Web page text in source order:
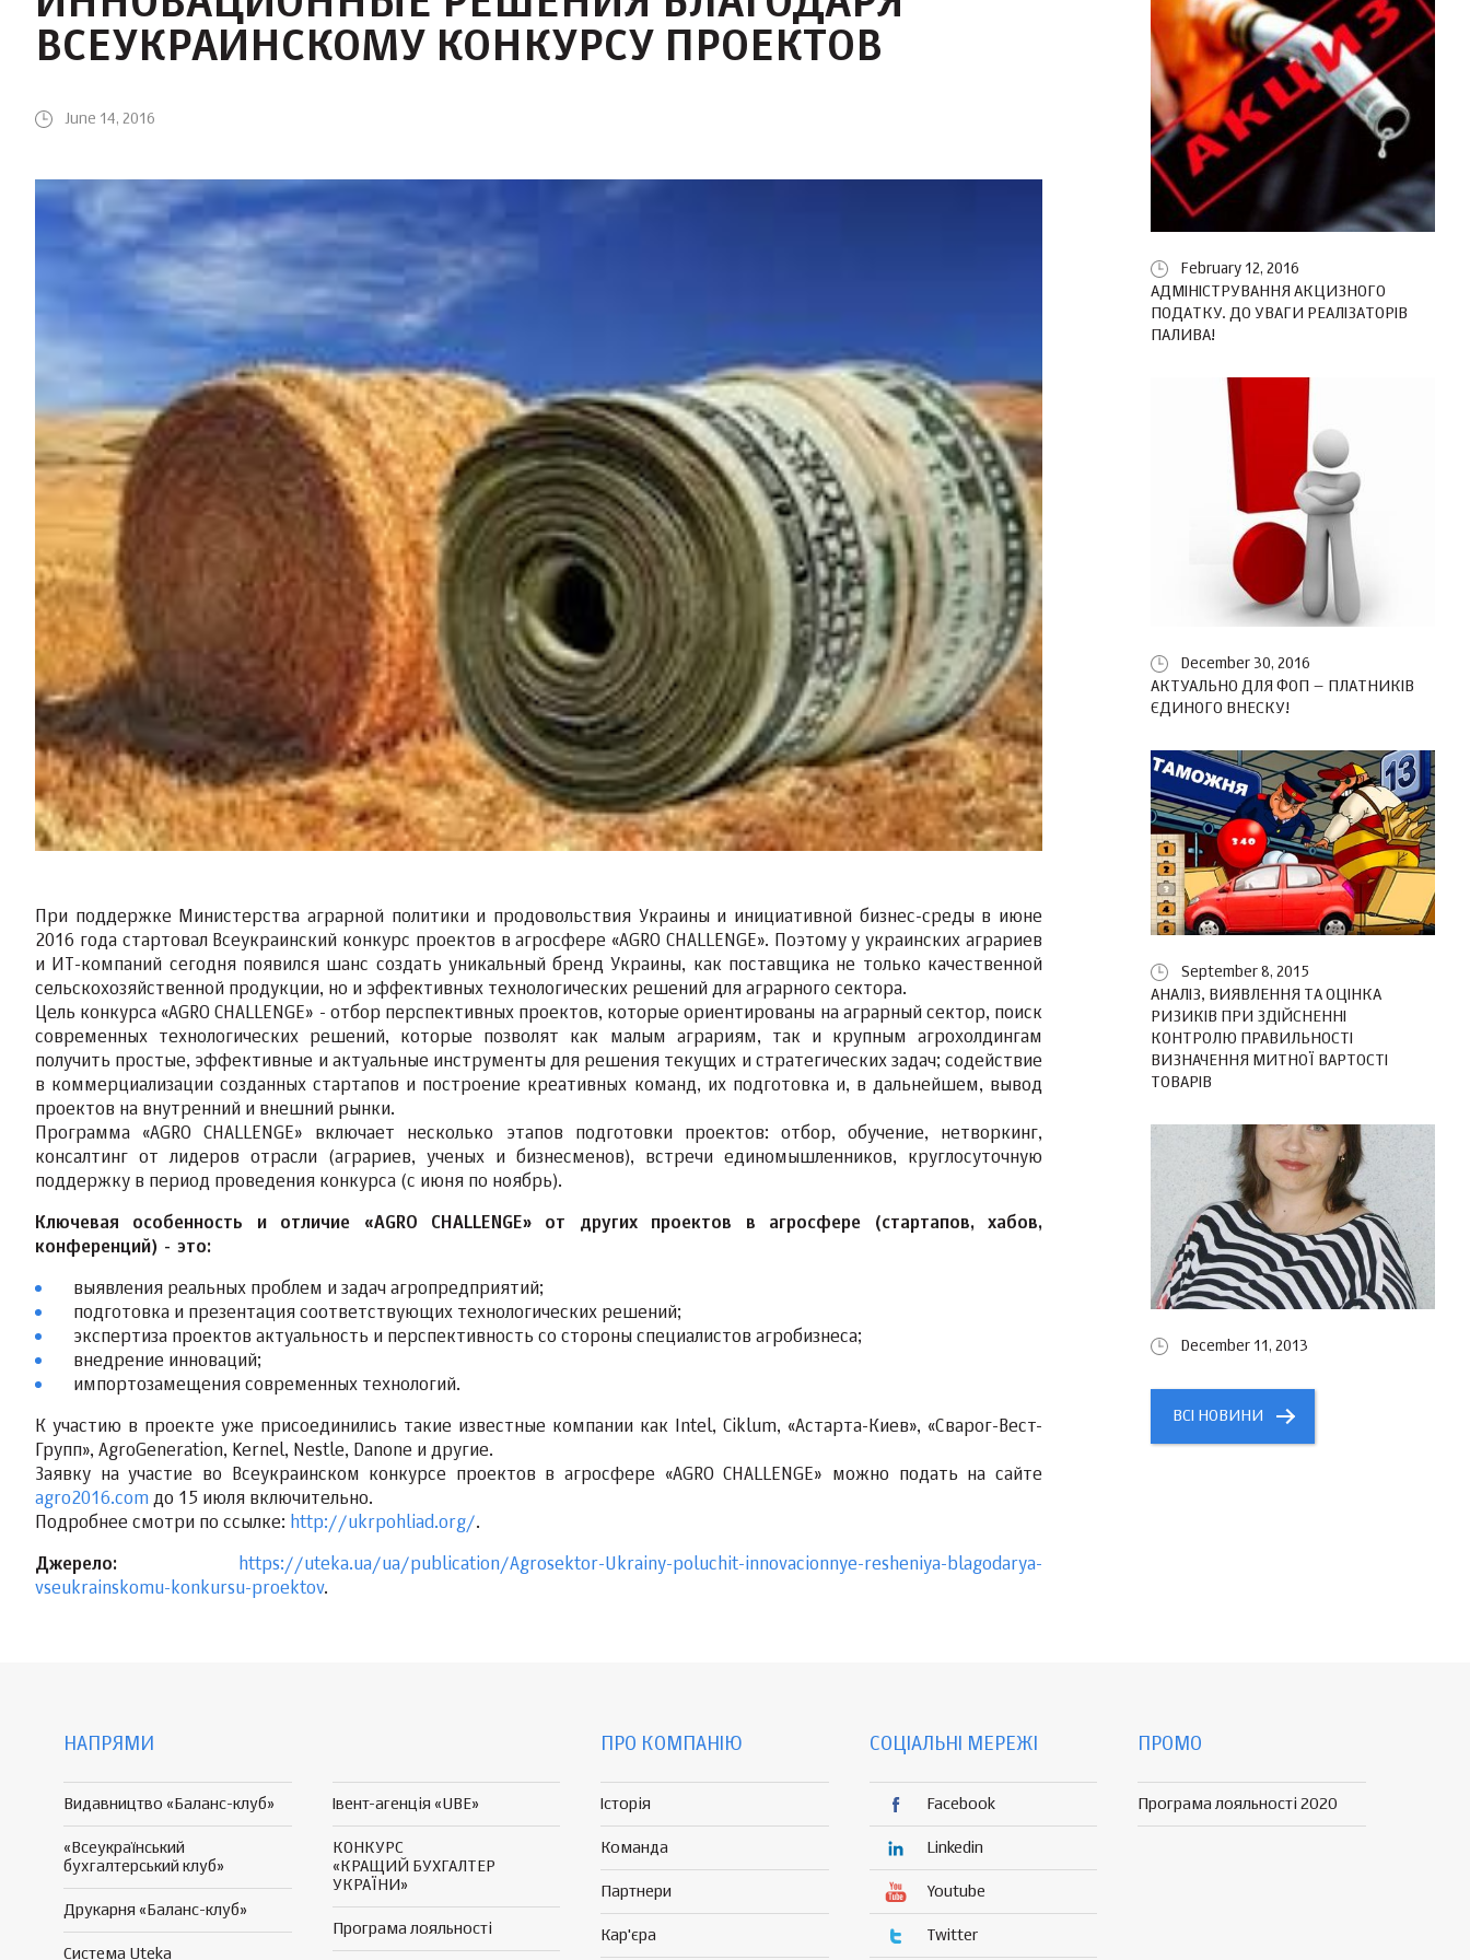
ВСЕУКРАИНСКОМУ КОНКУРСУ ПРОЕКТОВ
June 14, 2016
При поддержке Министерства аграрной политики и продовольствия Украины и инициативной бизнес-среды в июне
2016 года стартовал Всеукраинский конкурс проектов в агросфере «AGRO CHALLENGE». Поэтому у украинских аграриев
и ИТ-компаний сегодня появился шанс создать уникальный бренд Украины, как поставщика не только качественной
сельскохозяйственной продукции, но и эффективных технологических решений для аграрного сектора.
Цель конкурса «AGRO CHALLENGE» - отбор перспективных проектов, которые ориентированы на аграрный сектор, поиск
современных технологических решений, которые позволят как малым аграриям, так и крупным агрохолдингам
получить простые, эффективные и актуальные инструменты для решения текущих и стратегических задач; содействие
в коммерциализации созданных стартапов и построение креативных команд, их подготовка и, в дальнейшем, вывод
проектов на внутренний и внешний рынки.
Программа «AGRO CHALLENGE» включает несколько этапов подготовки проектов: отбор, обучение, нетворкинг,
консалтинг от лидеров отрасли (аграриев, ученых и бизнесменов), встречи единомышленников, круглосуточную
поддержку в период проведения конкурса (с июня по ноябрь).
Ключевая особенность и отличие «AGRO CHALLENGE» от других проектов в агросфере (стартапов, хабов,
конференций) - это:
выявления реальных проблем и задач агропредприятий;
подготовка и презентация соответствующих технологических решений;
экспертиза проектов актуальность и перспективность со стороны специалистов агробизнеса;
внедрение инноваций;
импортозамещения современных технологий.
К участию в проекте уже присоединились такие известные компании как Intel, Ciklum, «Астарта-Киев», «Сварог-Вест-
Групп», AgroGeneration, Kernel, Nestle, Danone и другие.
Заявку на участие во Всеукраинском конкурсе проектов в агросфере «AGRO CHALLENGE» можно подать на сайте
agro2016.com до 15 июля включительно.
Подробнее смотри по ссылке: http://ukrpohliad.org/.
Джерело:
https://uteka.ua/ua/publication/Agrosektor-Ukrainy-poluchit-innovacionnye-resheniya-blagodarya-
vseukrainskomu-konkursu-proektov.
February 12, 2016
АДМІНІСТРУВАННЯ АКЦИЗНОГО
ПОДАТКУ. ДО УВАГИ РЕАЛІЗАТОРІВ
ПАЛИВА!
December 30, 2016
АКТУАЛЬНО ДЛЯ ФОП – ПЛАТНИКІВ
ЄДИНОГО ВНЕСКУ!
September 8, 2015
АНАЛІЗ, ВИЯВЛЕННЯ ТА ОЦІНКА
РИЗИКІВ ПРИ ЗДІЙСНЕННІ
КОНТРОЛЮ ПРАВИЛЬНОСТІ
ВИЗНАЧЕННЯ МИТНОЇ ВАРТОСТІ
ТОВАРІВ
December 11, 2013
ВСІ НОВИНИ
НАПРЯМИ
Видавництво «Баланс-клуб»
«Всеукраїнський
бухгалтерський клуб»
Друкарня «Баланс-клуб»
Система Uteka
Івент-агенція «UBE»
КОНКУРС
«КРАЩИЙ БУХГАЛТЕР
УКРАЇНИ»
Програма лояльності
ПРО КОМПАНІЮ
Історія
Команда
Партнери
Кар'єра
СОЦІАЛЬНІ МЕРЕЖІ
Facebook
Linkedin
Youtube
Twitter
ПРОМО
Програма лояльності 2020